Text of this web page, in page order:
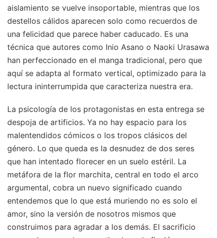
aislamiento se vuelve insoportable, mientras que los
destellos cálidos aparecen solo como recuerdos de
una felicidad que parece haber caducado. Es una
técnica que autores como Inio Asano o Naoki Urasawa
han perfeccionado en el manga tradicional, pero que
aquí se adapta al formato vertical, optimizado para la
lectura ininterrumpida que caracteriza nuestra era.
La psicología de los protagonistas en esta entrega se
despoja de artificios. Ya no hay espacio para los
malentendidos cómicos o los tropos clásicos del
género. Lo que queda es la desnudez de dos seres
que han intentado florecer en un suelo estéril. La
metáfora de la flor marchita, central en todo el arco
argumental, cobra un nuevo significado cuando
entendemos que lo que está muriendo no es solo el
amor, sino la versión de nosotros mismos que
construimos para agradar a los demás. El sacrificio